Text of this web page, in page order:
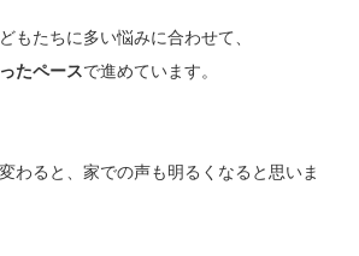
もたちに多い悩みに合わせて、
たペースで進めています。
わると、家での声も明るくなると思いま